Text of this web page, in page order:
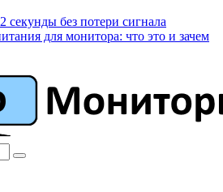
секунды без потери сигнала
для монитора: что это и зачем